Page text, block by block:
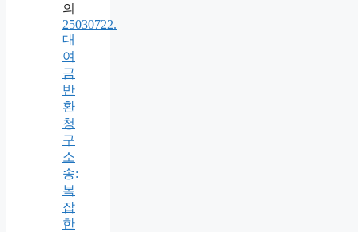
의
25030722.
대
여
금
반
환
청
구
소
송:
복
잡
한